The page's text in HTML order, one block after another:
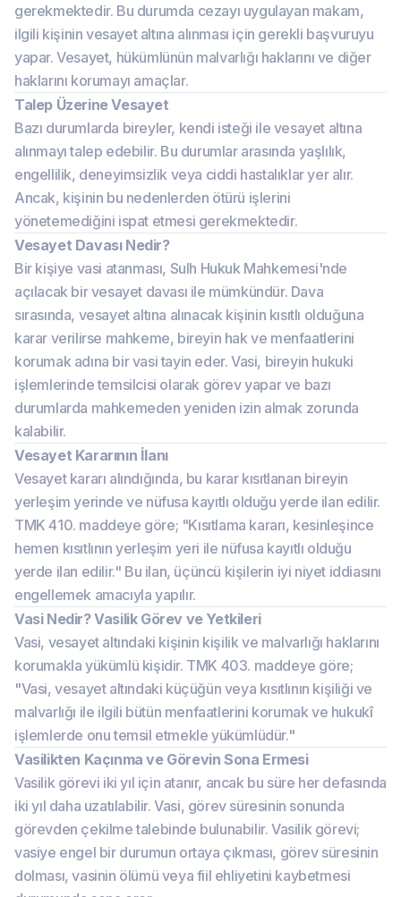
gerekmektedir. Bu durumda cezayı uygulayan makam,
ilgili kişinin vesayet altına alınması için gerekli başvuruyu
yapar. Vesayet, hükümlünün malvarlığı haklarını ve diğer
haklarını korumayı amaçlar.
Talep Üzerine Vesayet
Bazı durumlarda bireyler, kendi isteği ile vesayet altına
alınmayı talep edebilir. Bu durumlar arasında yaşlılık,
engellilik, deneyimsizlik veya ciddi hastalıklar yer alır.
Ancak, kişinin bu nedenlerden ötürü işlerini
yönetemediğini ispat etmesi gerekmektedir.
Vesayet Davası Nedir?
Bir kişiye vasi atanması, Sulh Hukuk Mahkemesi'nde
açılacak bir vesayet davası ile mümkündür. Dava
sırasında, vesayet altına alınacak kişinin kısıtlı olduğuna
karar verilirse mahkeme, bireyin hak ve menfaatlerini
korumak adına bir vasi tayin eder. Vasi, bireyin hukuki
işlemlerinde temsilcisi olarak görev yapar ve bazı
durumlarda mahkemeden yeniden izin almak zorunda
kalabilir.
Vesayet Kararının İlanı
Vesayet kararı alındığında, bu karar kısıtlanan bireyin
yerleşim yerinde ve nüfusa kayıtlı olduğu yerde ilan edilir.
TMK 410. maddeye göre; "Kısıtlama kararı, kesinleşince
hemen kısıtlının yerleşim yeri ile nüfusa kayıtlı olduğu
yerde ilan edilir." Bu ilan, üçüncü kişilerin iyi niyet iddiasını
engellemek amacıyla yapılır.
Vasi Nedir? Vasilik Görev ve Yetkileri
Vasi, vesayet altındaki kişinin kişilik ve malvarlığı haklarını
korumakla yükümlü kişidir. TMK 403. maddeye göre;
"Vasi, vesayet altındaki küçüğün veya kısıtlının kişiliği ve
malvarlığı ile ilgili bütün menfaatlerini korumak ve hukukî
işlemlerde onu temsil etmekle yükümlüdür."
Vasilikten Kaçınma ve Görevin Sona Ermesi
Vasilik görevi iki yıl için atanır, ancak bu süre her defasında
iki yıl daha uzatılabilir. Vasi, görev süresinin sonunda
görevden çekilme talebinde bulunabilir. Vasilik görevi;
vasiye engel bir durumun ortaya çıkması, görev süresinin
dolması, vasinin ölümü veya fiil ehliyetini kaybetmesi